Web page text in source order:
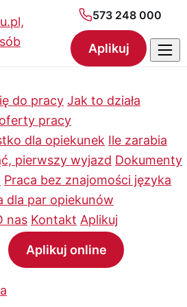
573 248 000
Aplikuj
do pracy Jak to działa
oferty pracy
dla opiekunek Ile zarabia
pierwszy wyjazd Dokumenty
Praca bez znajomości języka
dla par opiekunów
nas Kontakt Aplikuj
Aplikuj online